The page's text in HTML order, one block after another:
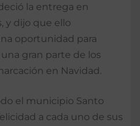
la entrega en
y dijo que ello
oportunidad para
gran parte de los
en Navidad.
el municipio Santo
a cada uno de sus